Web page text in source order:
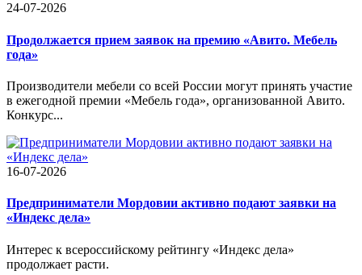
24-07-2026
Продолжается прием заявок на премию «Авито. Мебель
года»
Производители мебели со всей России могут принять участие
в ежегодной премии «Мебель года», организованной Авито.
Конкурс...
16-07-2026
Предприниматели Мордовии активно подают заявки на
«Индекс дела»
Интерес к всероссийскому рейтингу «Индекс дела»
продолжает расти.